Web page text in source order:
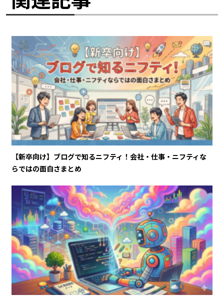
【新卒向け】ブログで知るニフティ！会社・仕事・ニフティな
らではの面白さまとめ